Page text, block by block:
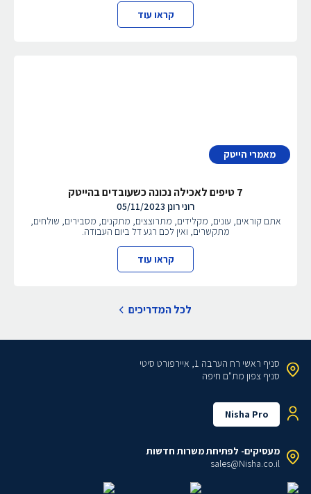
קראו עוד
מאמרי הייטק
7 טיפים לאכילה נכונה כשעובדים בהייטק
רוני רונן05/11/2023
אתם קוראים, עונים, מקלידים, מתרוצצים, מתקנים, מסבירים, שולחים,
מתקשרים, ואין לכם רגע דל ביום העבודה.
קראו עוד
לכל המדריכים
סניף ראשי רח הערבה 1, איירפורט סיטי
סניף צפון מת"ם חיפה
Nisha Pro
מעסיקים- לפתיחת משרות חדשות
sales@Nisha.co.il